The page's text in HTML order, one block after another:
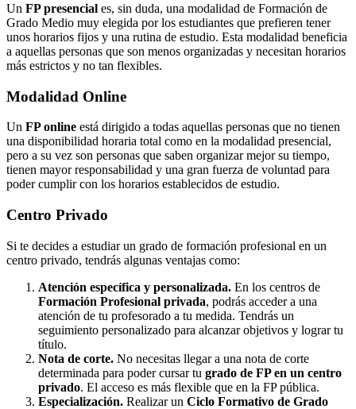
Un FP presencial es, sin duda, una modalidad de Formación de
Grado Medio muy elegida por los estudiantes que prefieren tener
unos horarios fijos y una rutina de estudio. Esta modalidad beneficia
a aquellas personas que son menos organizadas y necesitan horarios
más estrictos y no tan flexibles.
Modalidad Online
Un FP online está dirigido a todas aquellas personas que no tienen
una disponibilidad horaria total como en la modalidad presencial,
pero a su vez son personas que saben organizar mejor su tiempo,
tienen mayor responsabilidad y una gran fuerza de voluntad para
poder cumplir con los horarios establecidos de estudio.
Centro Privado
Si te decides a estudiar un grado de formación profesional en un
centro privado, tendrás algunas ventajas como:
Atención específica y personalizada. En los centros de
Formación Profesional privada, podrás acceder a una
atención de tu profesorado a tu medida. Tendrás un
seguimiento personalizado para alcanzar objetivos y lograr tu
título.
Nota de corte. No necesitas llegar a una nota de corte
determinada para poder cursar tu grado de FP en un centro
privado. El acceso es más flexible que en la FP pública.
Especialización. Realizar un Ciclo Formativo de Grado